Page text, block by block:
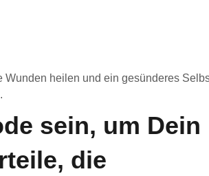
heilen und ein gesünderes
sein, um Dein
die